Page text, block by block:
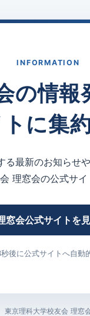
INFORMATION
の情報
に集
る最新のお知らせや
理窓会の公式サイ
窓会公式サイトを
後に公式サイトへ自動
東京理科大学校友会 理窓